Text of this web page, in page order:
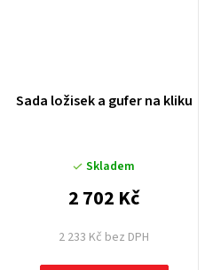
Sada ložisek a gufer na kliku
Skladem
2 233 Kč bez DPH
2 702 Kč